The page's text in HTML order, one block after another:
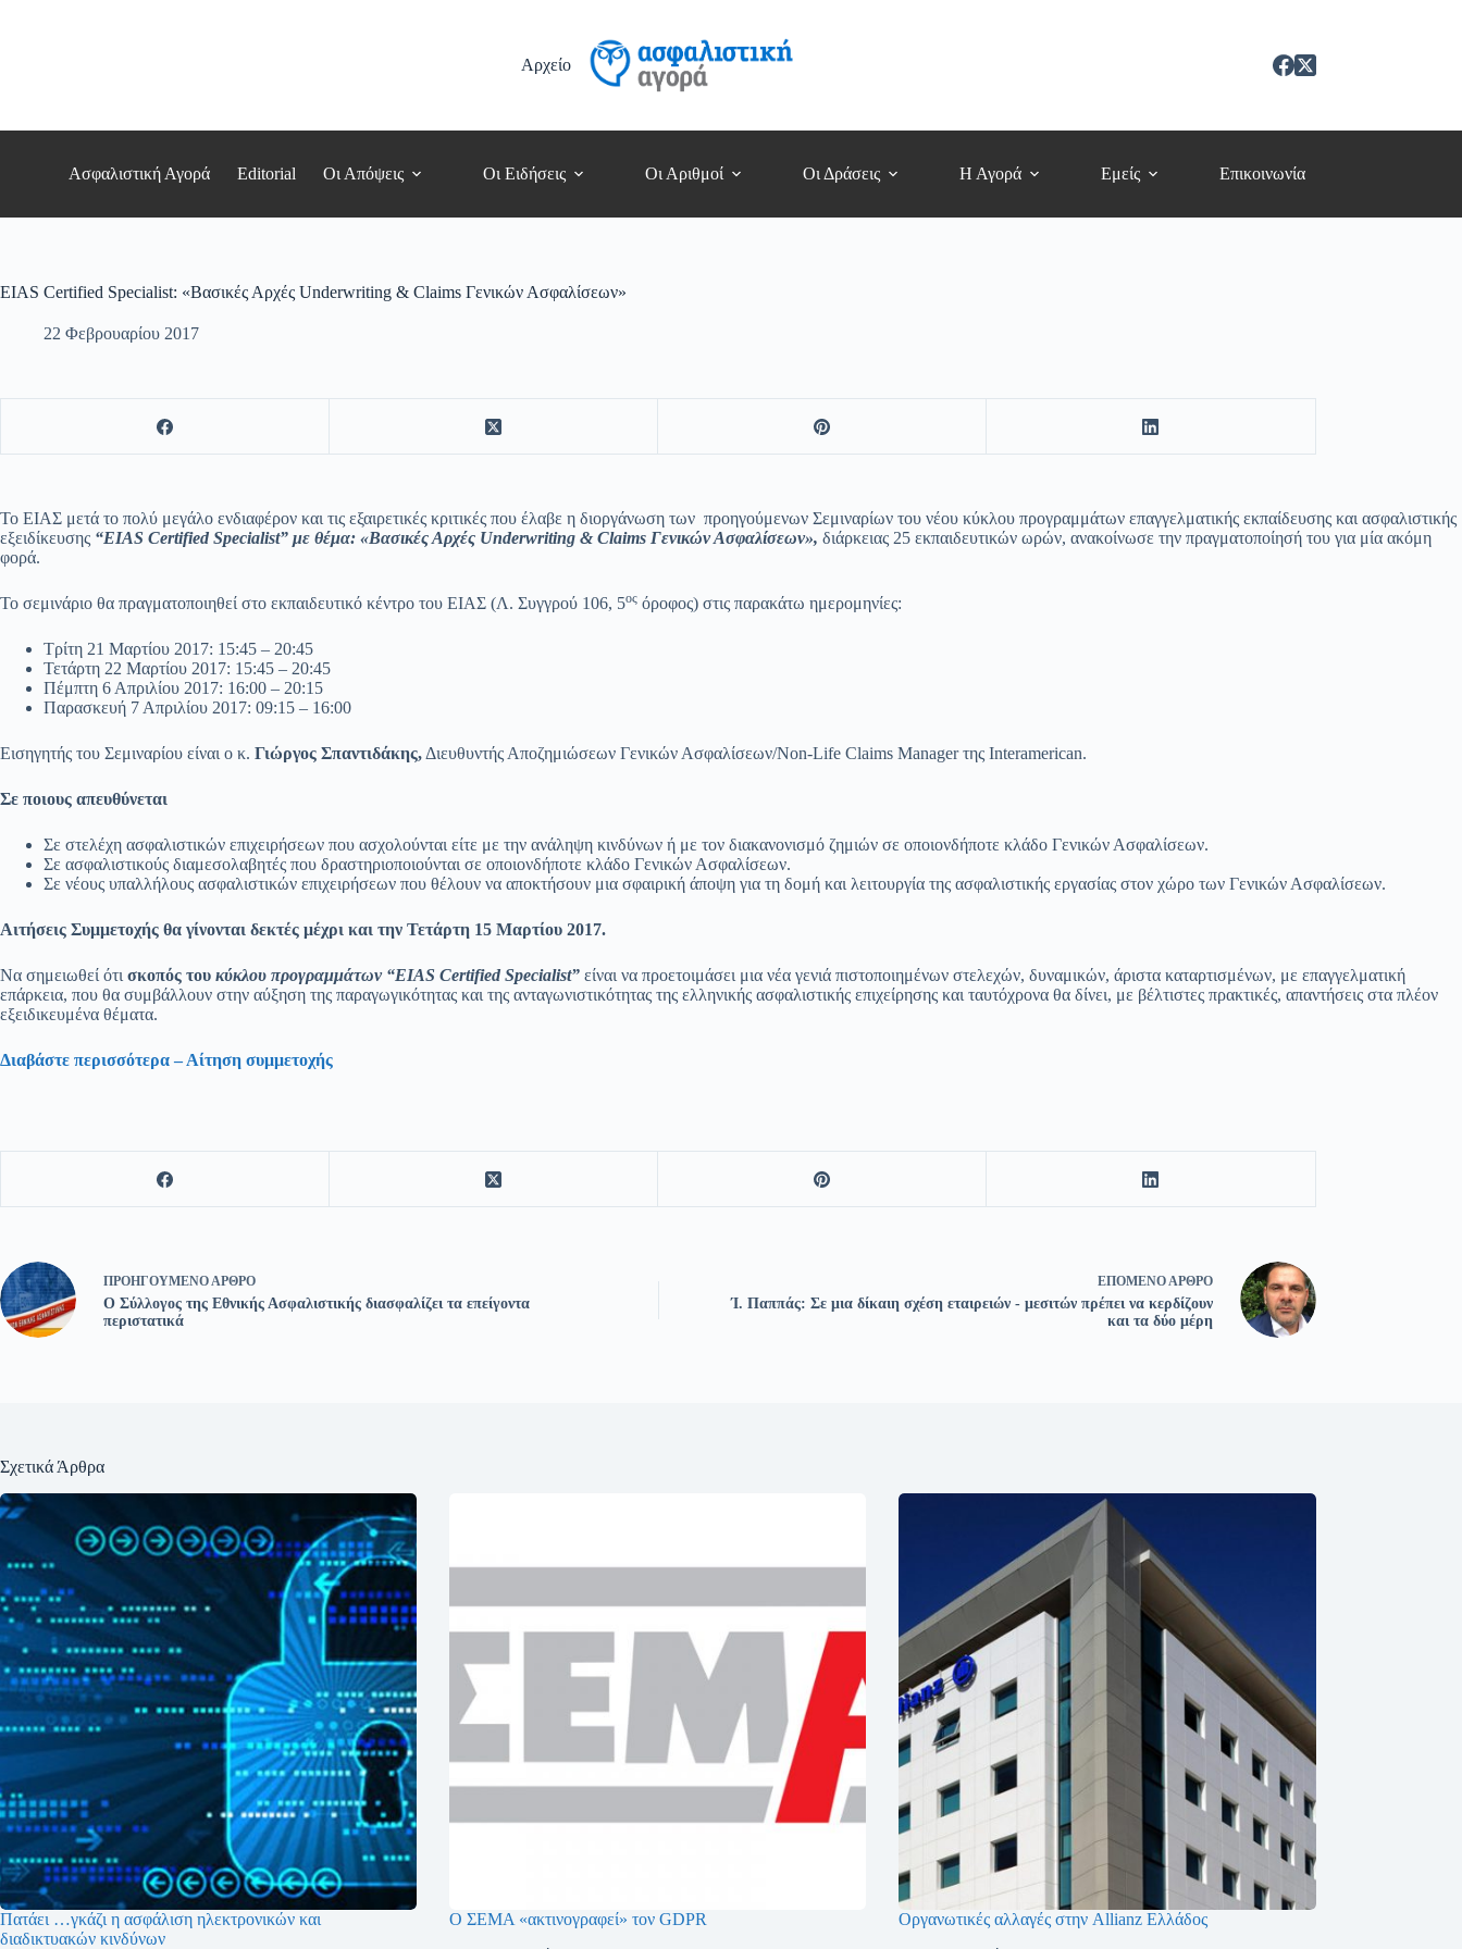
Αρχείο
Ασφαλιστική Αγορά Editorial Οι Απόψεις Οι Ειδήσεις Οι Αριθμοί Οι Δράσεις Η Αγορά Εμείς Επικοινωνία
EIAS Certified Specialist: «Βασικές Αρχές Underwriting & Claims Γενικών Ασφαλίσεων»
22 Φεβρουαρίου 2017
Το ΕΙΑΣ μετά το πολύ μεγάλο ενδιαφέρον και τις εξαιρετικές κριτικές που έλαβε η διοργάνωση των προηγούμενων Σεμιναρίων του νέου κύκλου προγραμμάτων επαγγελματικής εκπαίδευσης και ασφαλιστικής
εξειδίκευσης “EIAS Certified Specialist” με θέμα: «Βασικές Αρχές Underwriting & Claims Γενικών Ασφαλίσεων», διάρκειας 25 εκπαιδευτικών ωρών, ανακοίνωσε την πραγματοποίησή του για μία ακόμη
φορά.
Το σεμινάριο θα πραγματοποιηθεί στο εκπαιδευτικό κέντρο του ΕΙΑΣ (Λ. Συγγρού 106, 5ος όροφος) στις παρακάτω ημερομηνίες:
Τρίτη 21 Μαρτίου 2017: 15:45 – 20:45
Τετάρτη 22 Μαρτίου 2017: 15:45 – 20:45
Πέμπτη 6 Απριλίου 2017: 16:00 – 20:15
Παρασκευή 7 Απριλίου 2017: 09:15 – 16:00
Εισηγητής του Σεμιναρίου είναι ο κ. Γιώργος Σπαντιδάκης, Διευθυντής Αποζημιώσεων Γενικών Ασφαλίσεων/Non-Life Claims Manager της Interamerican.
Σε ποιους απευθύνεται
Σε στελέχη ασφαλιστικών επιχειρήσεων που ασχολούνται είτε με την ανάληψη κινδύνων ή με τον διακανονισμό ζημιών σε οποιονδήποτε κλάδο Γενικών Ασφαλίσεων.
Σε ασφαλιστικούς διαμεσολαβητές που δραστηριοποιούνται σε οποιονδήποτε κλάδο Γενικών Ασφαλίσεων.
Σε νέους υπαλλήλους ασφαλιστικών επιχειρήσεων που θέλουν να αποκτήσουν μια σφαιρική άποψη για τη δομή και λειτουργία της ασφαλιστικής εργασίας στον χώρο των Γενικών Ασφαλίσεων.
Αιτήσεις Συμμετοχής θα γίνονται δεκτές μέχρι και την Τετάρτη 15 Μαρτίου 2017.
Να σημειωθεί ότι σκοπός του κύκλου προγραμμάτων “EIAS Certified Specialist” είναι να προετοιμάσει μια νέα γενιά πιστοποιημένων στελεχών, δυναμικών, άριστα καταρτισμένων, με επαγγελματική
επάρκεια, που θα συμβάλλουν στην αύξηση της παραγωγικότητας και της ανταγωνιστικότητας της ελληνικής ασφαλιστικής επιχείρησης και ταυτόχρονα θα δίνει, με βέλτιστες πρακτικές, απαντήσεις στα πλέον
εξειδικευμένα θέματα.
Διαβάστε περισσότερα – Αίτηση συμμετοχής
ΠΡΟΗΓΟΎΜΕΝΟ ΆΡΘΡΟ
O Σύλλογος της Εθνικής Ασφαλιστικής διασφαλίζει τα επείγοντα
περιστατικά
ΕΠΌΜΕΝΟ ΆΡΘΡΟ
Ί. Παππάς: Σε μια δίκαιη σχέση εταιρειών - μεσιτών πρέπει να κερδίζουν
και τα δύο μέρη
Σχετικά Άρθρα
Πατάει …γκάζι η ασφάλιση ηλεκτρονικών και
διαδικτυακών κινδύνων
Ο ΣΕΜΑ «ακτινογραφεί» τον GDPR
Οργανωτικές αλλαγές στην Allianz Ελλάδος